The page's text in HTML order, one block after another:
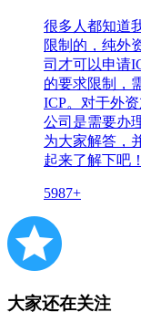
很多人都知道
限制的，纯外
司才可以申请
的要求限制，
ICP。对于外
公司是需要办
为大家解答，
起来了解下吧！
5987+
大家还在关注